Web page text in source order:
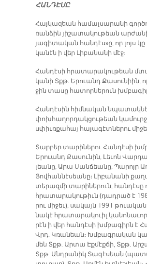
ՀԱՆ­ԴԷ­ՍԸ
Հայ­կա­զեան հա­մալ­սա­րա­նի
ռան­ձին յի­շա­տա­կու­թեան
յա­գի­տա­կան հան­դէ­ս­»ը, որ լոյս
կա­նէն ի վեր Լի­բա­նա­նի մէջ։
Հան­դէ­սի հրա­տա­րա­կու­թեան
կա­նի Տքթ. Ե­րուանդ Քա­սու­նիին,
ջին տա­սը հա­տոր­նե­րուն
Հան­դէ­սին հիմ­նա­կան
փոխ­հա­ղոր­դակ­ցու­թեան կա­մուրջ
սփիւռ­քա­հայ հա­յա­գէտ­նե­րու
Տար­բեր տա­րի­նե­րու Հան­դէ­սի
Ե­րուանդ Քա­սու­նին, Լե­ւոն
լեա­նը, Ա­րա Սան­ճեա­նը, Պա­րոյր
Յով­հան­նէ­սեա­նը։ Լի­բա­նա­նի
տե­րազ­մի տա­րի­նե­րուն, հան­դէ­սը
հրա­տա­րա­կու­թիւն (դադ­րած է
րու մի­ջեւ), սա­կայն 1991
նա­կէ հրա­տա­րա­կուիլ
րէն ի վեր հան­դէ­սի խմբա­գիրն է
Վրդ. Կռա­նեան։ Խմբագ­րա­կան
մեն Տքթ. Ար­տա Էք­մէք­ճի, Տքթ.
Տքթ. Անդ­րա­նիկ Տա­գէ­սեան